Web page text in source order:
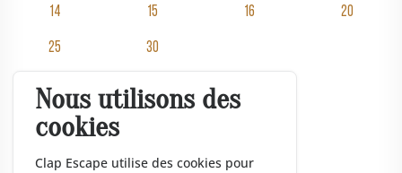
Nous utilisons des
cookies
Clap Escape utilise des cookies pour
Salles
Événementiel
14 15 16 20
25 30